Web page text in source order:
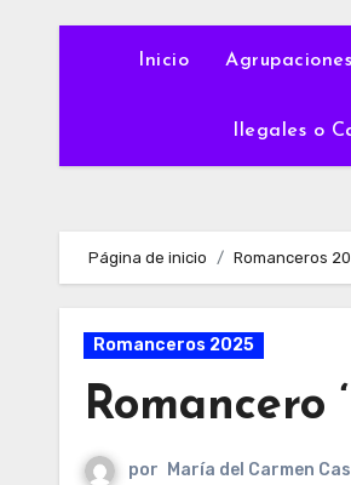
Inicio
Ilegales o
Página de inicio Romanceros
Romanceros 2025
Romancero
por María del Carmen